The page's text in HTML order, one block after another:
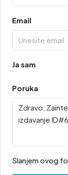
Email
Ja sam
Poruka
Slanjem ovog